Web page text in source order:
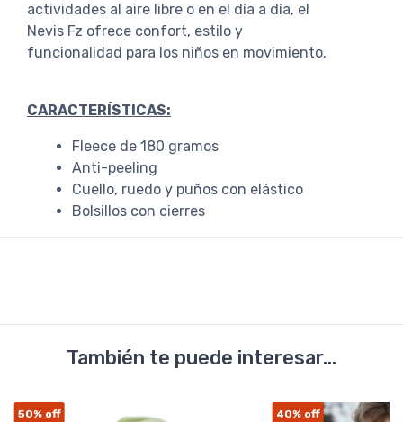
actividades al aire libre o en el día a día, el
Nevis Fz ofrece confort, estilo y
funcionalidad para los niños en movimiento.
CARACTERÍSTICAS:
Fleece de 180 gramos
Anti-peeling
Cuello, ruedo y puños con elástico
Bolsillos con cierres
También te puede interesar...
50% off 40% off